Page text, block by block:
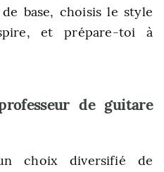
base, choisis le style
et prépare-toi à
de guitare
choix diversifié de